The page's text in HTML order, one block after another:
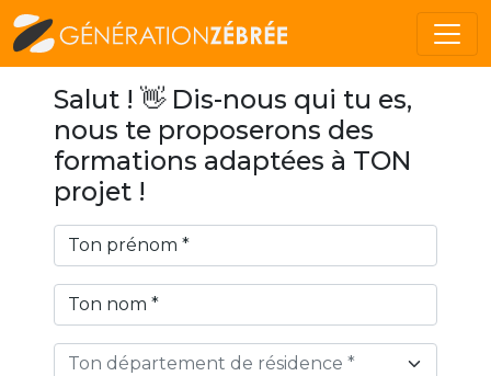
Salut ! 👋 Dis-nous qui tu es,
nous te proposerons des
formations adaptées à TON
projet !
Ton département de résidence *